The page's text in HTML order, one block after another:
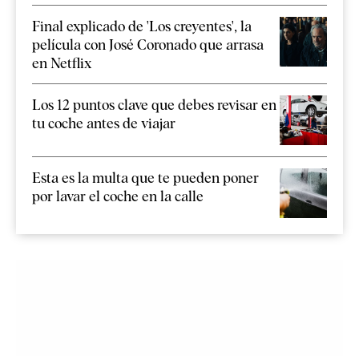
Final explicado de 'Los creyentes', la
película con José Coronado que arrasa
en Netflix
Los 12 puntos clave que debes revisar en
tu coche antes de viajar
Esta es la multa que te pueden poner
por lavar el coche en la calle